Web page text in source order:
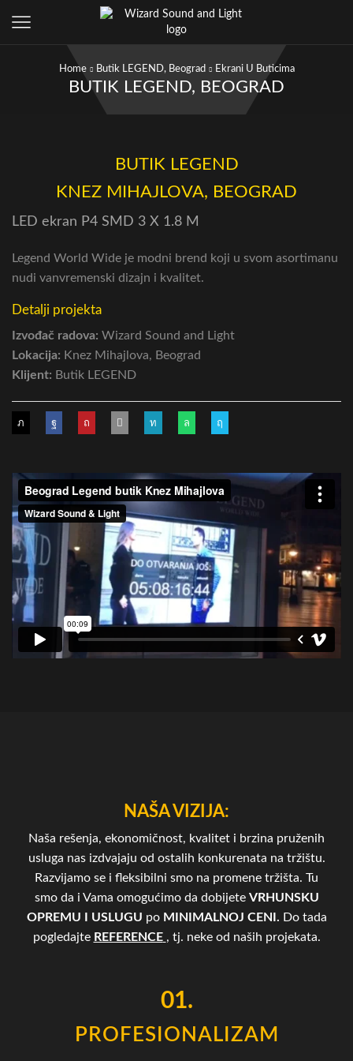
Home Butik LEGEND, Beograd Ekrani U Buticima
BUTIK LEGEND, BEOGRAD
BUTIK LEGEND
KNEZ MIHAJLOVA, BEOGRAD
LED ekran P4 SMD 3 X 1.8 M
Legend World Wide je modni brend koji u svom asortimanu
nudi vanvremenski dizajn i kvalitet.
Detalji projekta
Izvođač radova: Wizard Sound and Light
Lokacija: Knez Mihajlova, Beograd
Klijent: Butik LEGEND
NAŠA VIZIJA:
Naša rešenja, ekonomičnost, kvalitet i brzina pruženih
usluga nas izdvajaju od ostalih konkurenata na tržištu.
Razvijamo se i fleksibilni smo na promene tržišta. Tu
smo da i Vama omogućimo da dobijete VRHUNSKU
OPREMU I USLUGU po MINIMALNOJ CENI. Do tada
pogledajte REFERENCE , tj. neke od naših projekata.
01.
PROFESIONALIZAM